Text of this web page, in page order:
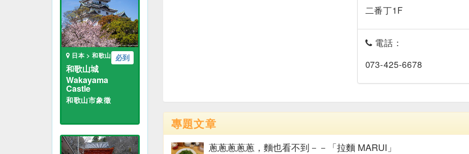
必到
日本 > 和歌山
和歌山城
Wakayama
Castle
和歌山市象徵
二番丁1F
電話：
073-425-6678
專題文章
蔥蔥蔥蔥蔥，麵也看不到－－「拉麵 MARUI」